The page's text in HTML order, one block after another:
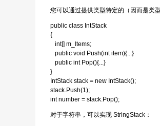
您可以通过提供类型特定的（因而是类
public class IntStack
{
int[] m_Items;
public void Push(int item){...}
public int Pop(){...}
}
IntStack stack = new IntStack();
stack.Push(1);
int number = stack.Pop();
对于字符串，可以实现 StringStack：